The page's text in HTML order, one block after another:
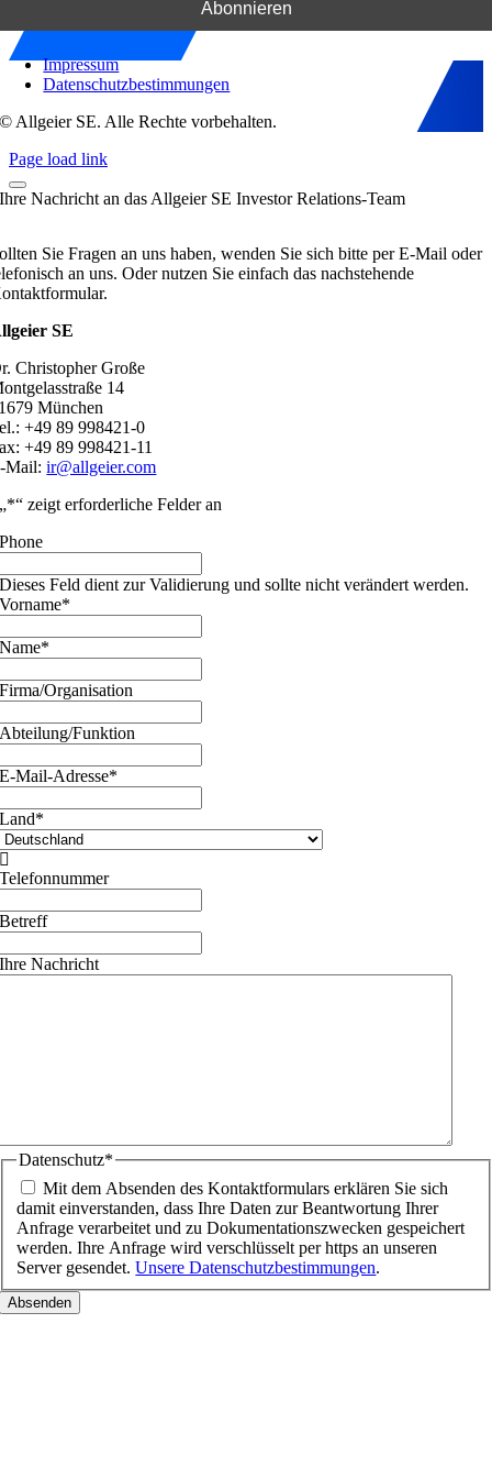
Impressum
Datenschutzbestimmungen
© Allgeier SE. Alle Rechte vorbehalten.
Page load link
Ihre Nachricht an das Allgeier SE Investor Relations-Team
Sie Fragen an uns haben, wenden Sie sich bitte per E-Mail oder
an uns. Oder nutzen Sie einfach das nachstehende
SE
Christopher Große
14
München
+49 89 998421-0
+49 89 998421-11
Mail:ir@allgeier.com
„*“ zeigt erforderliche Felder an
Phone
Dieses Feld dient zur Validierung und sollte nicht verändert werden.
Vorname*
Name*
Firma/Organisation
Abteilung/Funktion
E-Mail-Adresse*
Land*

Telefonnummer
Betreff
Ihre Nachricht
Datenschutz*
Mit dem Absenden des Kontaktformulars erklären Sie sich
damit einverstanden, dass Ihre Daten zur Beantwortung Ihrer
Anfrage verarbeitet und zu Dokumentationszwecken gespeichert
werden. Ihre Anfrage wird verschlüsselt per https an unseren
Server gesendet.Unsere Datenschutzbestimmungen.